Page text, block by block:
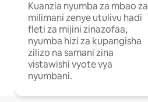
Kuanzia nyumba za mbao za
milimani zenye utulivu hadi
fleti za mijini zinazofaa,
nyumba hizi za kupangisha
zilizo na samani zina
vistawishi vyote vya
nyumbani.